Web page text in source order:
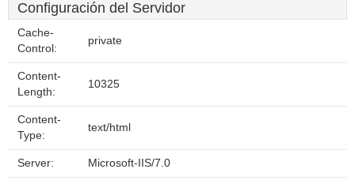
Configuración del Servidor
Cache-
Control:
private
Content-
Length:
10325
Content-
Type:
text/html
Server: Microsoft-IIS/7.0